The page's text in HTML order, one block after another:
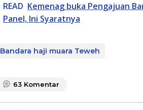
READ Kemenag buka Pengajuan
Panel, Ini Syaratnya
Bandara haji muara Teweh
63 Komentar